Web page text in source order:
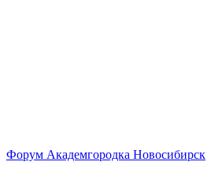
Форум Академгородка Новосибирск